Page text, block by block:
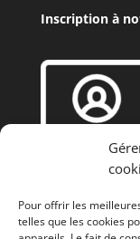
Pour offrir les
telles que les cookies
Inscription à